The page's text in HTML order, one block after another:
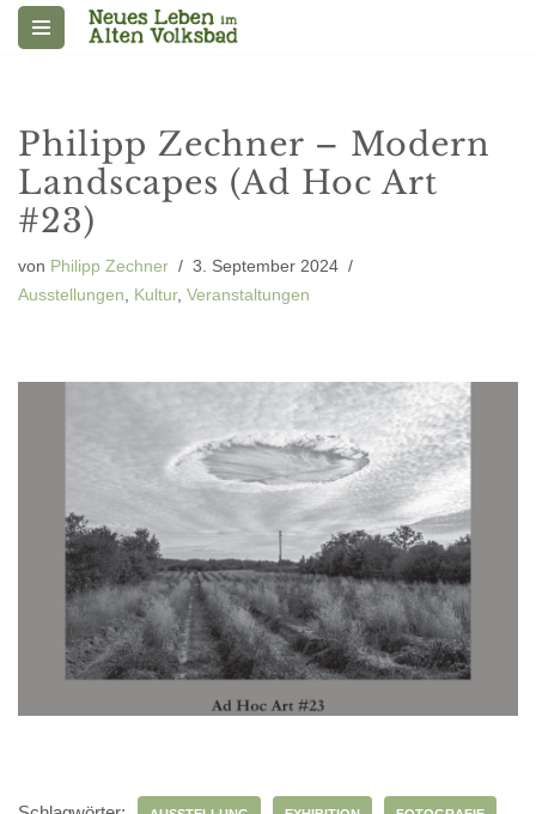
Philipp Zechner – Modern
Landscapes (Ad Hoc Art
#23)
von Philipp Zechner
3. September 2024
Ausstellungen, Kultur, Veranstaltungen